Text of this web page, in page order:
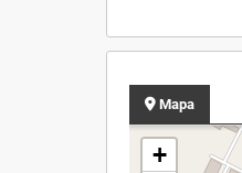
Mapa
+